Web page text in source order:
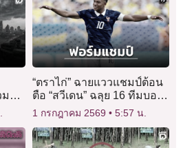
ม
“ตราไก่” ฉายแววแชมป์ต้อน
ตือ “สวีเดน” ฉลุย 16 ทีมบอล
โลก
1 กรกฎาคม 2569 5:57 น.